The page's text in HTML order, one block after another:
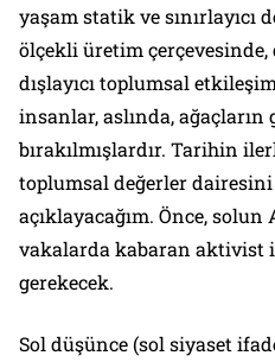
yaşam statik ve sınırlayıcı
ölçekli üretim çerçevesinde,
dışlayıcı toplumsal
insanlar, aslında,
bırakılmışlardır. Tarihin
toplumsal değerler
açıklayacağım. Önce,
vakalarda kabaran aktivist
gerekecek.
Sol düşünce (sol siyaset